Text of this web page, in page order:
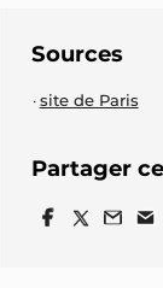
Sources
site de Paris
Partager